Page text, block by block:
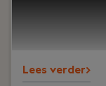
instelling.
Lees verder>